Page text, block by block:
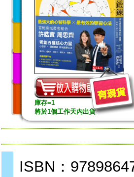
庫存=1
將於1個工作天內出貨
ISBN：